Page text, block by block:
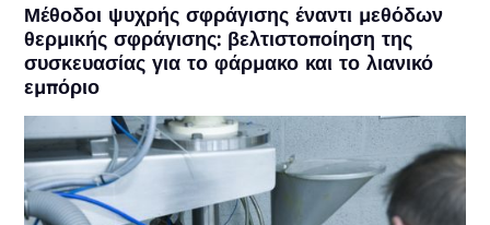
Μέθοδοι ψυχρής σφράγισης έναντι μεθόδων
θερμικής σφράγισης: βελτιστοποίηση της
συσκευασίας για το φάρμακο και το λιανικό
εμπόριο